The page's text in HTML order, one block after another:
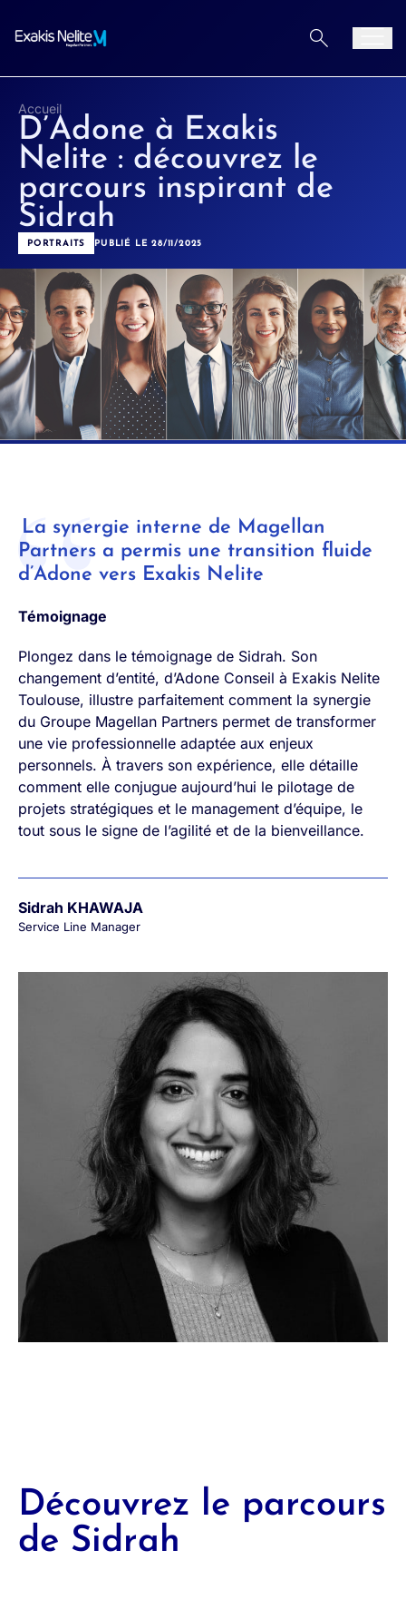
Accueil
D’Adone à Exakis
Nelite : découvrez le
parcours inspirant de
Sidrah
PORTRAITS PUBLIÉ LE 28/11/2025
La synergie interne de Magellan
Partners a permis une transition fluide
d’Adone vers Exakis Nelite
Témoignage
Plongez dans le témoignage de Sidrah. Son
changement d’entité, d’Adone Conseil à Exakis Nelite
Toulouse, illustre parfaitement comment la synergie
du Groupe Magellan Partners permet de transformer
une vie professionnelle adaptée aux enjeux
personnels. À travers son expérience, elle détaille
comment elle conjugue aujourd’hui le pilotage de
projets stratégiques et le management d’équipe, le
tout sous le signe de l’agilité et de la bienveillance.
Sidrah KHAWAJA
Service Line Manager
Découvrez le parcours
de Sidrah